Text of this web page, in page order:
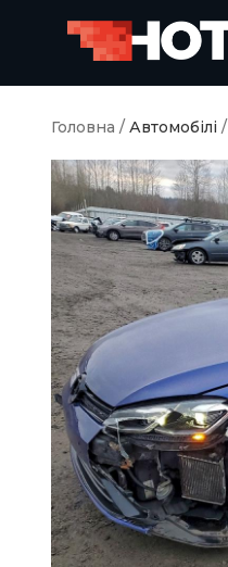
Головна / Автомобілі /